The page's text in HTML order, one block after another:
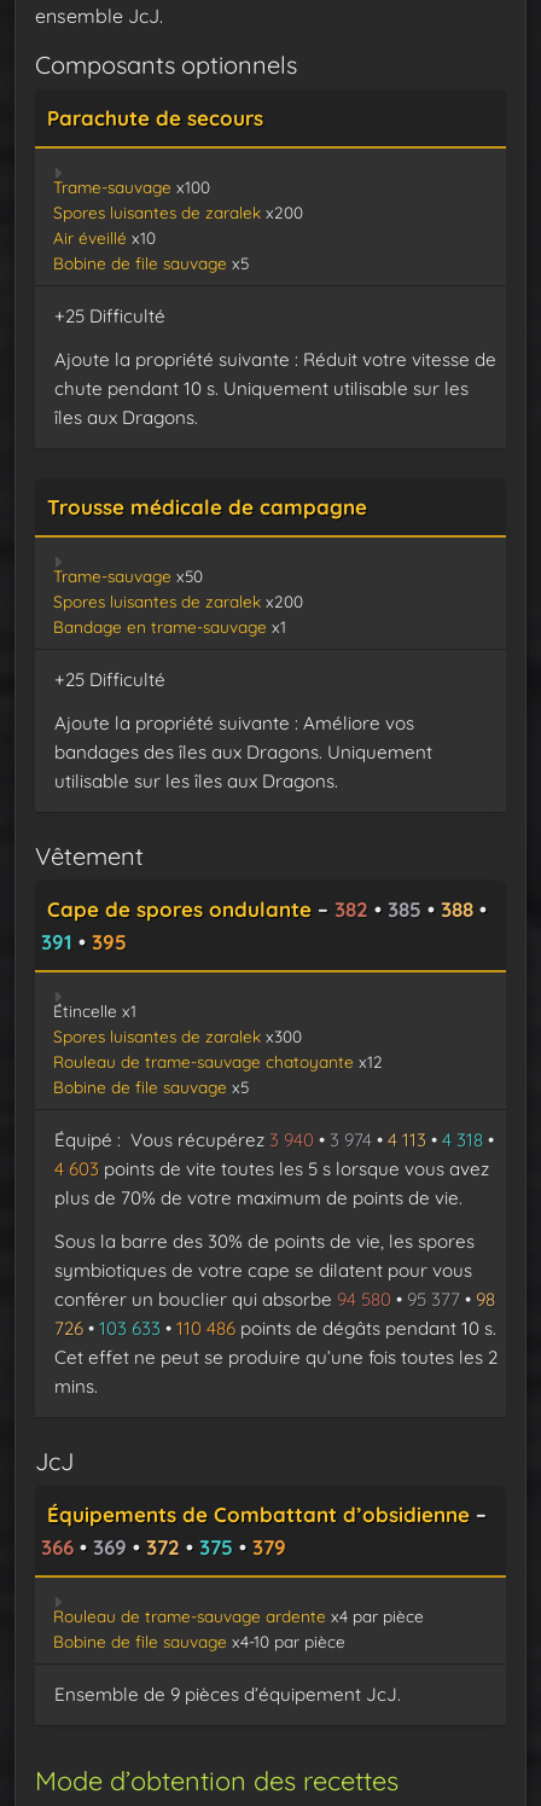
ensemble JcJ.
Composants optionnels
Parachute de secours
Trame-sauvage x100
Spores luisantes de zaralek x200
Air éveillé x10
Bobine de file sauvage x5
+25 Difficulté
Ajoute la propriété suivante : Réduit votre vitesse de
chute pendant 10 s. Uniquement utilisable sur les
îles aux Dragons.
Trousse médicale de campagne
Trame-sauvage x50
Spores luisantes de zaralek x200
Bandage en trame-sauvage x1
+25 Difficulté
Ajoute la propriété suivante : Améliore vos
bandages des îles aux Dragons. Uniquement
utilisable sur les îles aux Dragons.
Vêtement
Cape de spores ondulante – 382 • 385 • 388 •
391 • 395
Étincelle x1
Spores luisantes de zaralek x300
Rouleau de trame-sauvage chatoyante x12
Bobine de file sauvage x5
Équipé : Vous récupérez 3 940 • 3 974 • 4 113 • 4 318 •
4 603 points de vite toutes les 5 s lorsque vous avez
plus de 70% de votre maximum de points de vie.
Sous la barre des 30% de points de vie, les spores
symbiotiques de votre cape se dilatent pour vous
conférer un bouclier qui absorbe 94 580 • 95 377 • 98
726 • 103 633 • 110 486 points de dégâts pendant 10 s.
Cet effet ne peut se produire qu’une fois toutes les 2
mins.
JcJ
Équipements de Combattant d’obsidienne –
366 • 369 • 372 • 375 • 379
Rouleau de trame-sauvage ardente x4 par pièce
Bobine de file sauvage x4-10 par pièce
Ensemble de 9 pièces d’équipement JcJ.
Mode d’obtention des recettes